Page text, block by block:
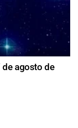
agosto de